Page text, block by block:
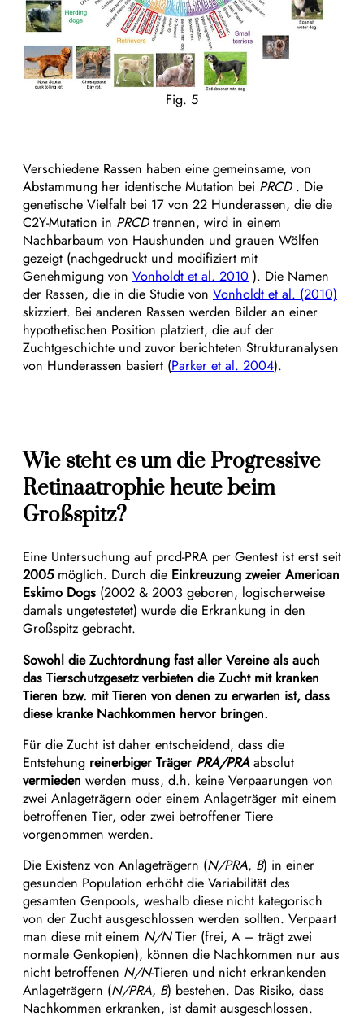
Fig. 5
Verschiedene Rassen haben eine gemeinsame, von
Abstammung her identische Mutation bei PRCD. Die
genetische Vielfalt bei 17 von 22 Hunderassen, die die
C2Y-Mutation in PRCDtrennen, wird in einem
Nachbarbaum von Haushunden und grauen Wölfen
gezeigt (nachgedruckt und modifiziert mit
Genehmigung von Vonholdt et al. 2010 ). Die Namen
der Rassen, die in die Studie von Vonholdt et al. (2010)
skizziert. Bei anderen Rassen werden Bilder an einer
hypothetischen Position platziert, die auf der
Zuchtgeschichte und zuvor berichteten Strukturanalysen
von Hunderassen basiert (Parker et al. 2004).
Wie steht es um die Progressive
Retinaatrophie heute beim
Großspitz?
Eine Untersuchung auf prcd-PRA per Gentest ist erst seit
2005 möglich. Durch die Einkreuzung zweier American
Eskimo Dogs (2002 & 2003 geboren, logischerweise
damals ungetestetet) wurde die Erkrankung in den
Großspitz gebracht.
Sowohl die Zuchtordnung fast aller Vereine als auch
das Tierschutzgesetz verbieten die Zucht mit kranken
Tieren bzw. mit Tieren von denen zu erwarten ist, dass
diese kranke Nachkommen hervor bringen.
Für die Zucht ist daher entscheidend, dass die
Entstehung reinerbiger Träger PRA/PRAabsolut
vermieden werden muss, d.h. keine Verpaarungen von
zwei Anlageträgern oder einem Anlageträger mit einem
betroffenen Tier, oder zwei betroffener Tiere
vorgenommen werden.
Die Existenz von Anlageträgern (N/PRA, B) in einer
gesunden Population erhöht die Variabilität des
gesamten Genpools, weshalb diese nicht kategorisch
von der Zucht ausgeschlossen werden sollten. Verpaart
man diese mit einem N/NTier (frei, A – trägt zwei
normale Genkopien), können die Nachkommen nur aus
nicht betroffenen N/N-Tieren und nicht erkrankenden
Anlageträgern (N/PRA, B) bestehen. Das Risiko, dass
Nachkommen erkranken, ist damit ausgeschlossen.